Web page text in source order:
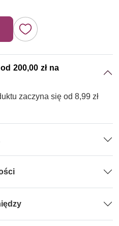
200,00 zł na
zaczyna się od 8,99 zł